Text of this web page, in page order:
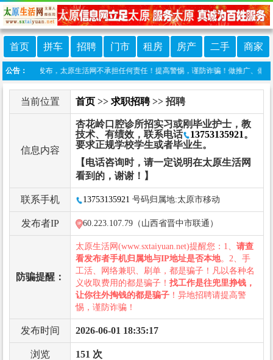
首页 拼车 招聘 门市 租房 房产 二手 商家
公告：
友自行发布，太原生活网不承担任何责任！提高警惕，谨防诈骗！做推广、做信
当前位置 首页 >> 求职招聘>> 招聘
信息内容
杏花岭口腔诊所招实习或刚毕业护士，教
技术、有绩效，联系电话
13753135921。
要求正规学校学生或者毕业生。
【电话咨询时，请一定说明在太原生活网
看到的，谢谢！】
联系手机 13753135921 号码归属地:太原市移动
发布者IP 60.223.107.79（山西省晋中市联通）
防骗提醒：
太原生活网(www.sxtaiyuan.net)提醒您：1、 请查
看发布者手机归属地与IP地址是否本地。2、手
工活、网络兼职、刷单，都是骗子！凡以各种名
义收取费用的都是骗子！ 找工作是往兜里挣钱，
让你往外掏钱的都是骗子 ！异地招聘请提高警
惕，谨防诈骗！
发布时间 2026-06-01 18:35:17
浏览 151 次